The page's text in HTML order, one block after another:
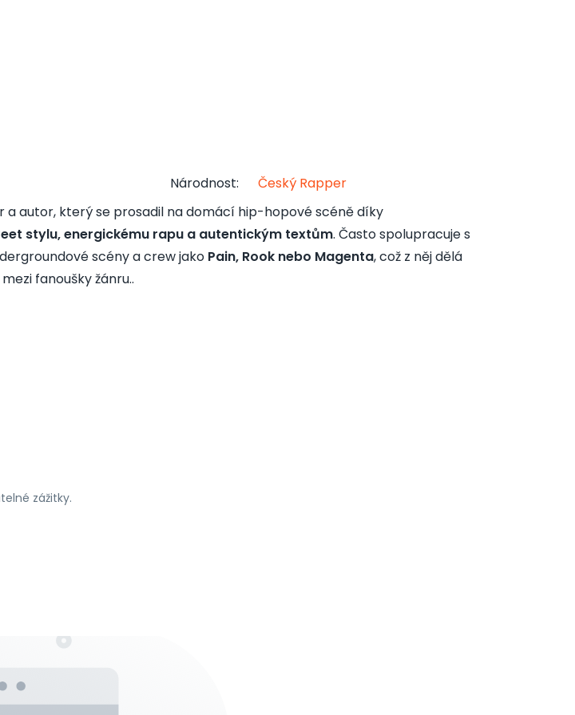
Národnost:
Český Rapper
autor, který se prosadil na domácí hip-hopové scéně díky
stylu, energickému rapu a autentickým textům. Často spolupracuje s
scény a crew jako Pain, Rook nebo Magenta, což z něj dělá
fanoušky žánru..
zážitky.